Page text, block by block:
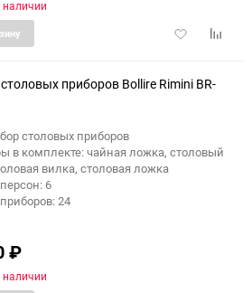
наличии
Добавить
приборов Bollire Rimini BR-
столовых приборов
в комплекте: чайная ложка, столовый
вилка, столовая ложка
6
24
₽
наличии